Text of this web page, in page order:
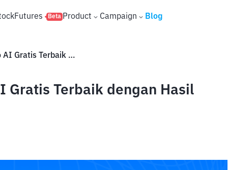
Futures Beta Product Campaign Blog
11 Website Edit Foto AI Gratis Terbaik dengan Hasil Profesional di 2026
Gratis Terbaik dengan Hasil